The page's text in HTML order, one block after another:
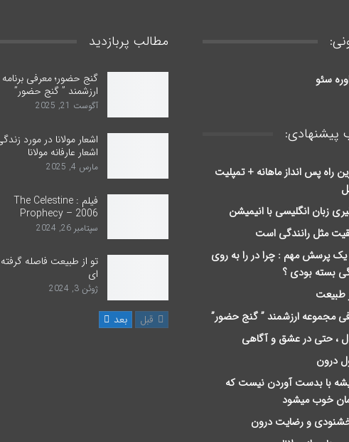
سئو
پیشنهادی:
راه پس انداز ماهانه + تمپلیت
زبان انگلیسی با انیمیشن
مثل رانندگی است
یک پرسش مهم : چرا در را به روی
بسته بودی ؟
طبیعت
مجموعه ارزشمند ” گنج حضور”
، حتی در عشق و آگاهی
درون
ﺑﺎ ﺑﺪﺳﺖ ﺁﻭﺭﺩﻥ ﻧﯿﺴﺖ ﮐﻪ
ﺧﻮﺏ ﻣﯿﺸﻮﺩ
خشنودی و رضایت درون
مطالب پربازدید
گنج حضور؛ معرفی برنامه
ارزشمند ” گنج حضور”
آگوست 21, 2025
اشعار مولانا در مورد
اشعار عارفانه مولانا
مارس 4, 2025
فیلم : The Celestine
Prophecy – 2006
سپتامبر 26, 2024
تو از طبیعت فاصله گرفته
ای
ژوئن 3, 2024
قبل بعد